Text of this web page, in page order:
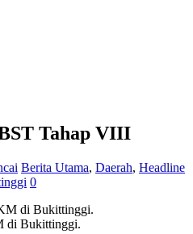
Tahap VIII
Berita Utama, Daerah, Headline
0
di Bukittinggi.